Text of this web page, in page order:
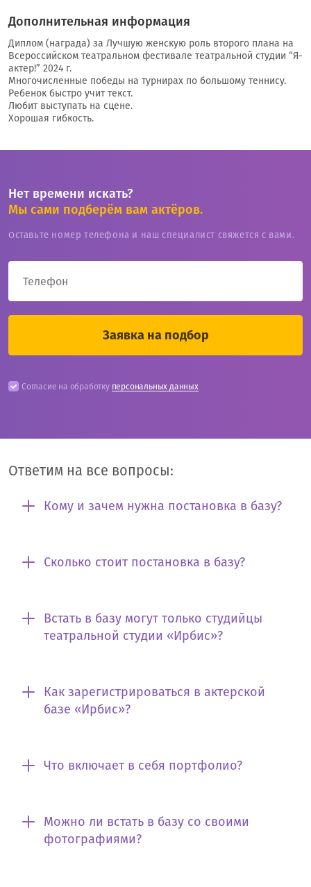
Дополнительная информация
Диплом (награда) за Лучшую женскую роль второго плана на
Всероссийском театральном фестивале театральной студии “Я-
актер!” 2024 г.
Многочисленные победы на турнирах по большому теннису.
Ребенок быстро учит текст.
Любит выступать на сцене.
Хорошая гибкость.
Нет времени искать?
Мы сами подберём вам актёров.
Оставьте номер телефона и наш специалист свяжется с вами.
Согласие на обработку персональных данных
Ответим на все вопросы:
Кому и зачем нужна постановка в базу?
Сколько стоит постановка в базу?
Встать в базу могут только студийцы
театральной студии «Ирбис»?
Как зарегистрироваться в актерской
базе «Ирбис»?
Что включает в себя портфолио?
Можно ли встать в базу со своими
фотографиями?